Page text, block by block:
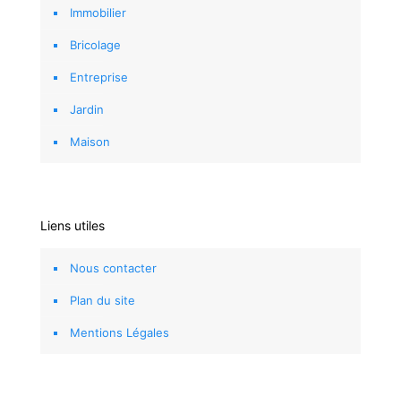
Immobilier
Bricolage
Entreprise
Jardin
Maison
Liens utiles
Nous contacter
Plan du site
Mentions Légales